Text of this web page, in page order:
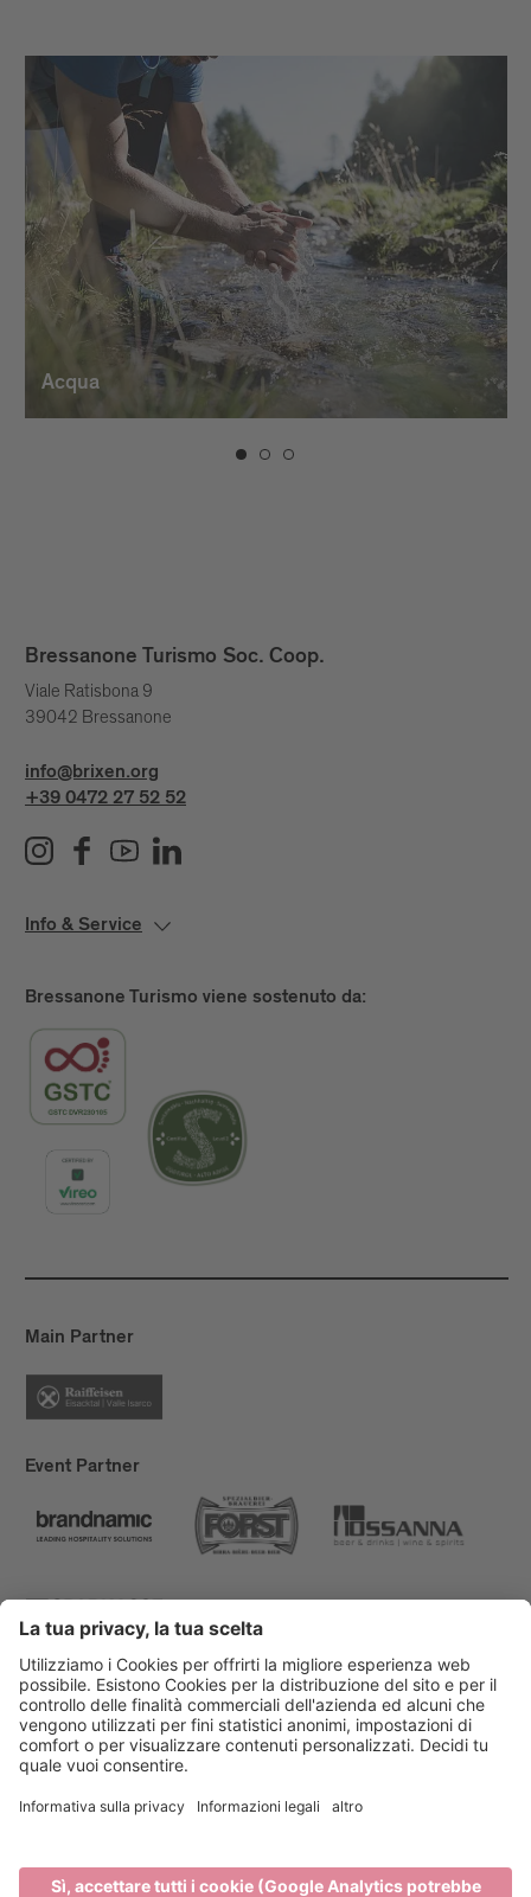
Acqua
Bressanone Turismo Soc. Coop.
Viale Ratisbona 9
39042 Bressanone
info@brixen.org
+39 0472 27 52 52
Info & Service
Bressanone Turismo viene sostenuto da:
Main Partner
Event Partner
Bressanone Turismo
Privacy
Note legali
Finanziamenti
Mappa del sito
Cookie-Einstellungen